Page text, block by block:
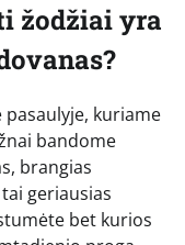
žodžiai yra
kuriame
bandome
brangias
geriausias
bet kurios